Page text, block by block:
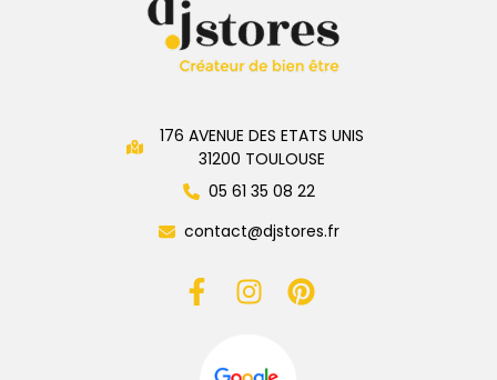
176 AVENUE DES ETATS UNIS
31200 TOULOUSE
05 61 35 08 22
contact@djstores.fr